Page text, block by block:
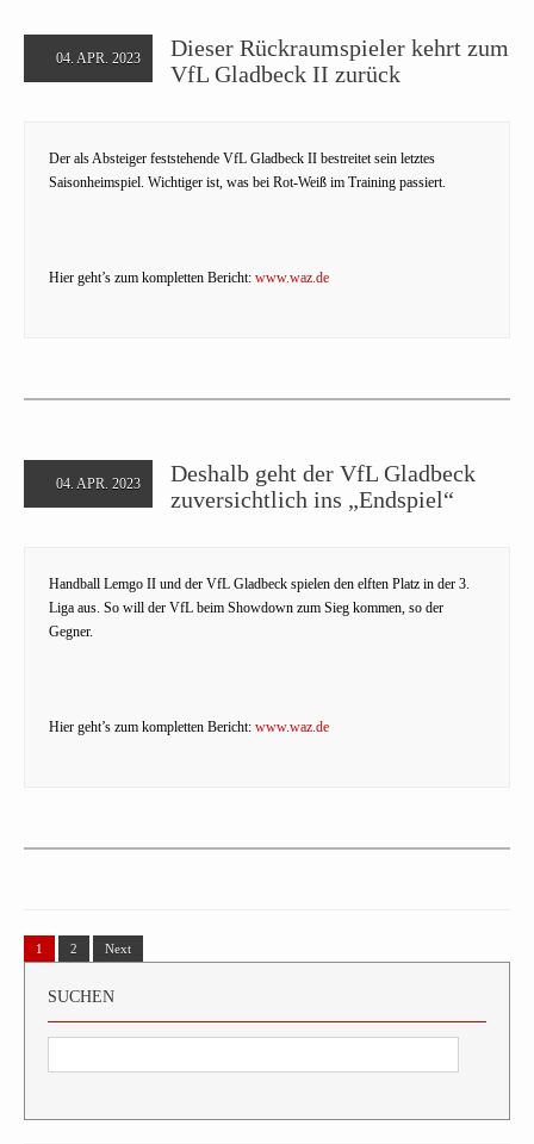
04. APR. 2023
Dieser Rückraumspieler kehrt zum
VfL Gladbeck II zurück
Der als Absteiger feststehende VfL Gladbeck II bestreitet sein letztes
Saisonheimspiel. Wichtiger ist, was bei Rot-Weiß im Training passiert.
Hier geht’s zum kompletten Bericht: www.waz.de
04. APR. 2023
Deshalb geht der VfL Gladbeck
zuversichtlich ins „Endspiel“
Handball Lemgo II und der VfL Gladbeck spielen den elften Platz in der 3.
Liga aus. So will der VfL beim Showdown zum Sieg kommen, so der
Gegner.
Hier geht’s zum kompletten Bericht: www.waz.de
1 2 Next
SUCHEN